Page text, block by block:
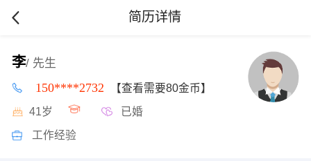
简历详情
李/ 先生
150****2732 【查看需要80金币】
41岁 已婚
工作经验